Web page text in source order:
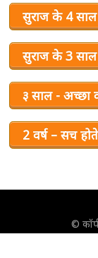
सुराज के 4
सुराज के 3 साल
३ साल - अच्छा
2 वर्ष – सच
©